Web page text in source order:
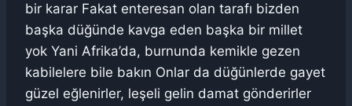
bir karar Fakat enteresan olan tarafı bizden
başka düğünde kavga eden başka bir millet
yok Yani Afrika’da, burnunda kemikle gezen
kabilelere bile bakın Onlar da düğünlerde gayet
güzel eğlenirler, leşeli gelin damat gönderirler